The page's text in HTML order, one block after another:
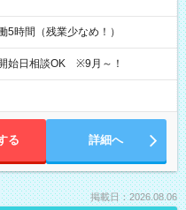
時間（残業少なめ！）
始日相談OK ※9月～！
る 詳細へ
掲載日：2026.08.06